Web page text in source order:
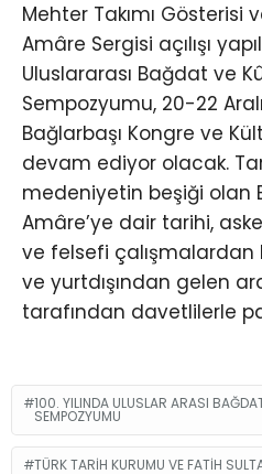
Mehter Takımı Gösterisi
Amâre Sergisi açılışı
Uluslararası Bağdat ve
Sempozyumu, 20-22
Bağlarbaşı Kongre ve
devam ediyor olacak.
medeniyetin beşiği olan
Amâre’ye dair tarihi,
ve felsefi çalışmalardan
ve yurtdışından gelen
tarafından davetlilerle
100. YILINDA ULUSLAR ARASI
SEMPOZYUMU
TÜRK TARIH KURUMU VE FATIH